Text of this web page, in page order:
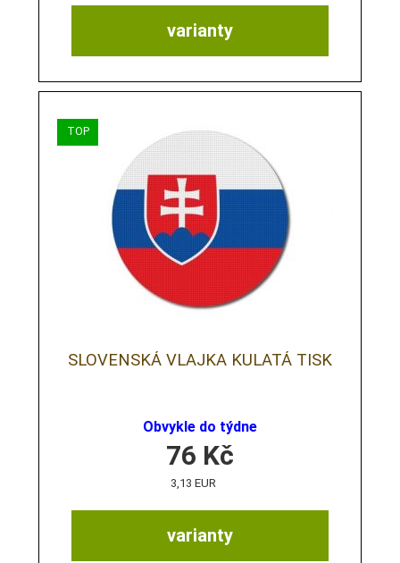
varianty
SLOVENSKÁ VLAJKA KULATÁ TISK
Obvykle do týdne
varianty
76 Kč
3,13 EUR